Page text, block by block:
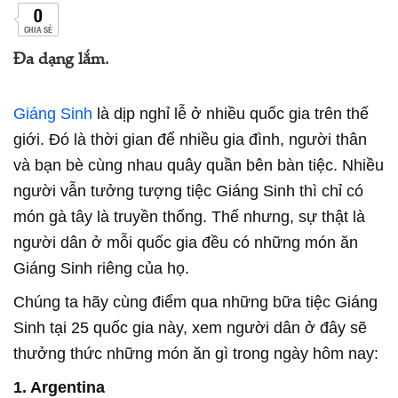
0
CHIA SẺ
Đa dạng lắm.
Giáng Sinh là dịp nghỉ lễ ở nhiều quốc gia trên thế
giới. Đó là thời gian để nhiều gia đình, người thân
và bạn bè cùng nhau quây quần bên bàn tiệc. Nhiều
người vẫn tưởng tượng tiệc Giáng Sinh thì chỉ có
món gà tây là truyền thống. Thế nhưng, sự thật là
người dân ở mỗi quốc gia đều có những món ăn
Giáng Sinh riêng của họ.
Chúng ta hãy cùng điểm qua những bữa tiệc Giáng
Sinh tại 25 quốc gia này, xem người dân ở đây sẽ
thưởng thức những món ăn gì trong ngày hôm nay:
1. Argentina